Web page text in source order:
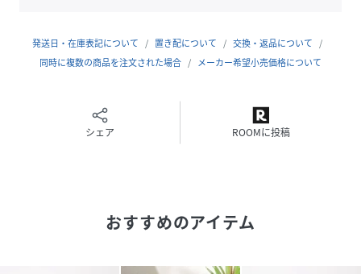
性別タイプ ユニセックス
ストロー:ポリエチレン
ハンドル:ステンレス鋼・ポリプロピレン
蓋:ポリカーボネート・ポリプロピレン
パッキン:シリコーンゴム
( 572946-01-09 PM1347)
発送日・在庫表記について 置き配について
交換・返品について
同時に複数の商品を注文された場合
メーカー希望小売価格について
シェア ROOMに投稿
おすすめのアイテム